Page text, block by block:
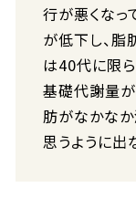
行が悪くなっ
が低下し、脂
は40代に限
基礎代謝量
肪がなかなか
思うように出